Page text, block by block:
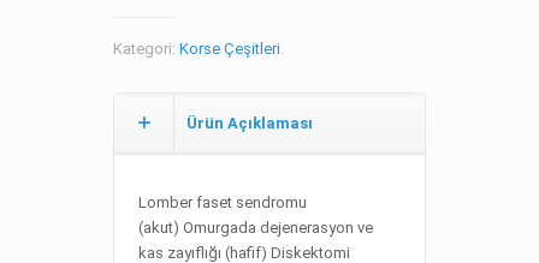
Kategori: Korse Çeşitleri.
Ürün Açıklaması
Lomber faset sendromu
(akut) Omurgada dejenerasyon ve
kas zayıflığı (hafif) Diskektomi